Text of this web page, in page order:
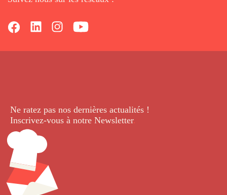
Ne ratez pas nos dernières actualités !
Inscrivez-vous à notre Newsletter.